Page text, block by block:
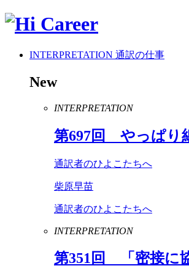
INTERPRETATION 通訳の仕事
New
INTERPRETATION
第697回 やっぱり
通訳者のひよこたちへ
柴原早苗
通訳者のひよこたちへ
INTERPRETATION
第351回 「密接に